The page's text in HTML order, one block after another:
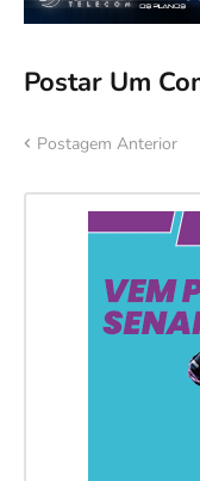
Postar Um
Postagem Anterior